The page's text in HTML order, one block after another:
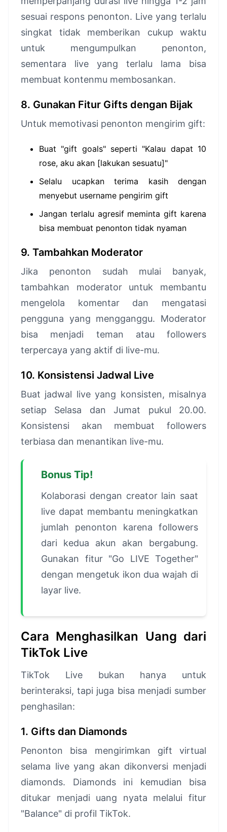
sesuai respons penonton. Live yang terlalu
singkat tidak memberikan cukup waktu
untuk mengumpulkan penonton,
sementara live yang terlalu lama bisa
membuat kontenmu membosankan.
8. Gunakan Fitur Gifts dengan Bijak
Untuk memotivasi penonton mengirim gift:
Buat "gift goals" seperti "Kalau dapat 10
rose, aku akan [lakukan sesuatu]"
Selalu ucapkan terima kasih dengan
menyebut username pengirim gift
Jangan terlalu agresif meminta gift karena
bisa membuat penonton tidak nyaman
9. Tambahkan Moderator
Jika penonton sudah mulai banyak,
tambahkan moderator untuk membantu
mengelola komentar dan mengatasi
pengguna yang mengganggu. Moderator
bisa menjadi teman atau followers
terpercaya yang aktif di live-mu.
10. Konsistensi Jadwal Live
Buat jadwal live yang konsisten, misalnya
setiap Selasa dan Jumat pukul 20.00.
Konsistensi akan membuat followers
terbiasa dan menantikan live-mu.
Bonus Tip!
Kolaborasi dengan creator lain saat
live dapat membantu meningkatkan
jumlah penonton karena followers
dari kedua akun akan bergabung.
Gunakan fitur "Go LIVE Together"
dengan mengetuk ikon dua wajah di
layar live.
Cara Menghasilkan Uang dari
TikTok Live
TikTok Live bukan hanya untuk
berinteraksi, tapi juga bisa menjadi sumber
penghasilan:
1. Gifts dan Diamonds
Penonton bisa mengirimkan gift virtual
selama live yang akan dikonversi menjadi
diamonds. Diamonds ini kemudian bisa
ditukar menjadi uang nyata melalui fitur
"Balance" di profil TikTok.